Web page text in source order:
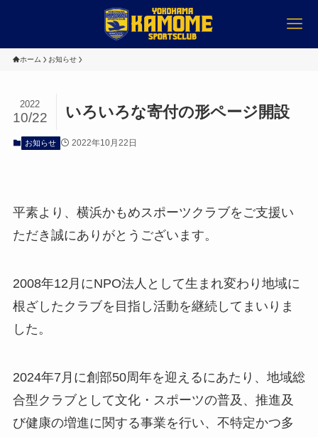
ホーム お知らせ
いろいろな寄付の形ページ開設
2022
10/22
お知らせ 2022年10月22日
平素より、横浜かもめスポーツクラブをご支援い
ただき誠にありがとうございます。
2008年12月にNPO法人として生まれ変わり地域に
根ざしたクラブを目指し活動を継続してまいりま
した。
2024年7月に創部50周年を迎えるにあたり、地域総
合型クラブとして文化・スポーツの普及、推進及
び健康の増進に関する事業を行い、不特定かつ多